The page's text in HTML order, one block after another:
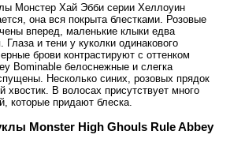
Монстер Хай Эбби серии Хеллоуин
она вся покрыта блестками. Розовые
вперед, маленькие клыки едва
Глаза и тени у куколки одинакового
брови контрастируют с оттенком
Bominable белоснежные и слегка
Несколько синих, розовых прядок
хвостик. В волосах присутствует много
которые придают блеска.
Monster High Ghouls Rule Abbey